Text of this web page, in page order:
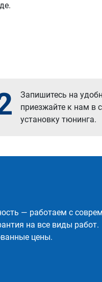
Запишитесь на
приезжайте к нам в
установку тюнинга.
— работаем с
на все виды работ.
цены.